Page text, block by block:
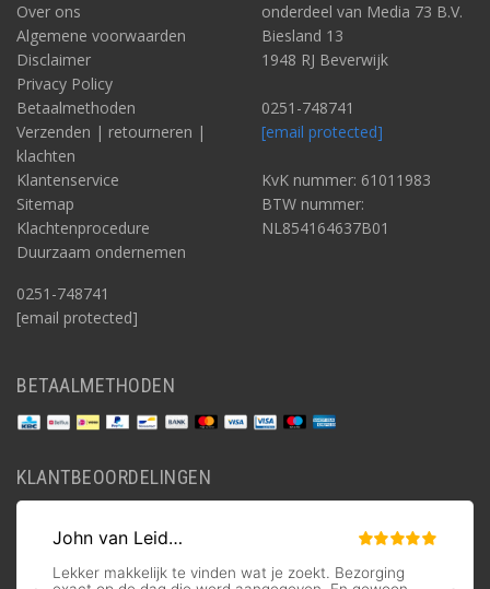
Over ons
Algemene voorwaarden
Disclaimer
Privacy Policy
Betaalmethoden
Verzenden | retourneren |
klachten
Klantenservice
Sitemap
Klachtenprocedure
Duurzaam ondernemen
0251-748741
[email protected]
onderdeel van Media 73 B.V.
Biesland 13
1948 RJ Beverwijk
0251-748741
[email protected]
KvK nummer: 61011983
BTW nummer:
NL854164637B01
BETAALMETHODEN
KLANTBEOORDELINGEN